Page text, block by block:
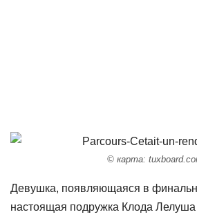
© карта:
Девушка, появляющаяся в
настоящая подружка Клода Лелуша